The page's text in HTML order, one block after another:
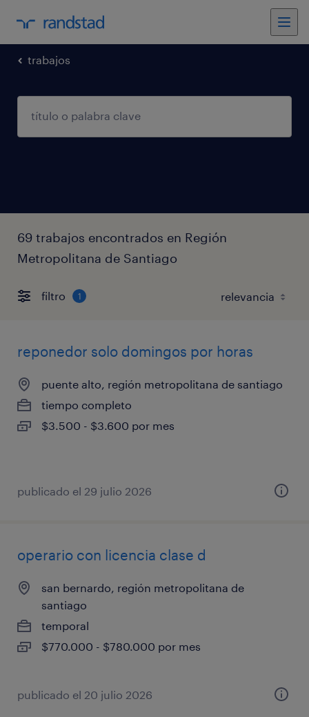
trabajos
69 trabajos encontrados en Región
Metropolitana de Santiago
filtro 1
reponedor solo domingos por horas
puente alto, región metropolitana de santiago
tiempo completo
$3.500 - $3.600 por mes
publicado el 29 julio 2026
operario con licencia clase d
san bernardo, región metropolitana de
santiago
temporal
$770.000 - $780.000 por mes
publicado el 20 julio 2026